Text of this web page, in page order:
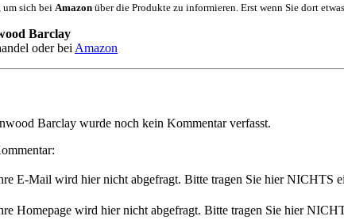
sich bei Amazon über die Produkte zu informieren. Erst wenn Sie dort
Barclay
oder bei Amazon
Barclay wurde noch kein Kommentar verfasst.
E-Mail wird hier nicht abgefragt. Bitte tragen Sie hier NICHTS
Homepage wird hier nicht abgefragt. Bitte tragen Sie hier